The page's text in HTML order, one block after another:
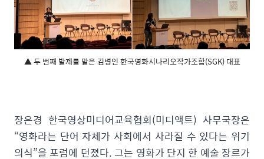
▲ 두 번째 발제를 맡은 김병인 한국영화시나리오작가조합(SGK) 대표
장은경 한국영상미디어교육협회(미디액트) 사무국장은
“영화라는 단어 자체가 사회에서 사라질 수 있다는 위기
의식”을 포럼에 던졌다. 그는 영화가 단지 한 예술 장르가